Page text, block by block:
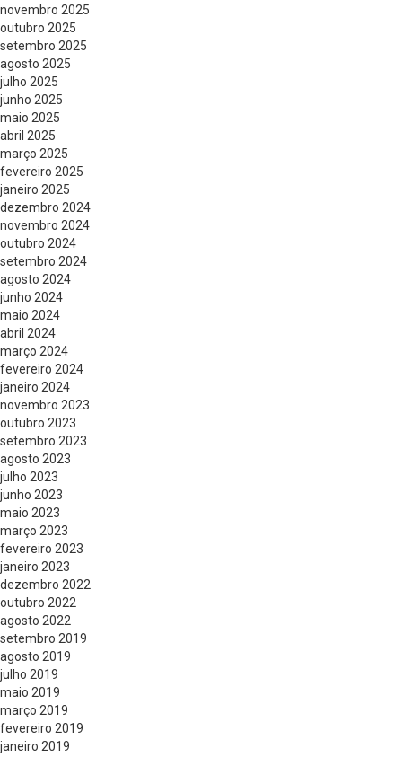
novembro 2025
outubro 2025
setembro 2025
agosto 2025
julho 2025
junho 2025
maio 2025
abril 2025
março 2025
fevereiro 2025
janeiro 2025
dezembro 2024
novembro 2024
outubro 2024
setembro 2024
agosto 2024
junho 2024
maio 2024
abril 2024
março 2024
fevereiro 2024
janeiro 2024
novembro 2023
outubro 2023
setembro 2023
agosto 2023
julho 2023
junho 2023
maio 2023
março 2023
fevereiro 2023
janeiro 2023
dezembro 2022
outubro 2022
agosto 2022
setembro 2019
agosto 2019
julho 2019
maio 2019
março 2019
fevereiro 2019
janeiro 2019